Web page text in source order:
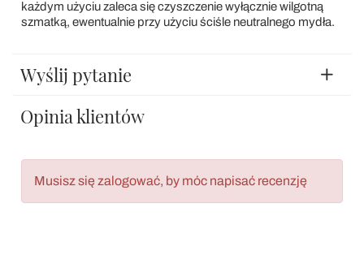
każdym użyciu zaleca się czyszczenie wyłącznie wilgotną
szmatką, ewentualnie przy użyciu ściśle neutralnego mydła.
Wyślij pytanie
Opinia klientów
Musisz się zalogować, by móc napisać recenzję